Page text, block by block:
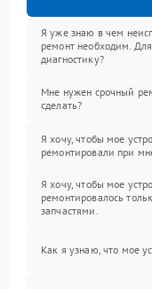
Я уже знаю в чем
ремонт необходим.
диагностику?
Мне нужен срочный
сделать?
Я хочу, чтобы мое
ремонтировали при
Я хочу, чтобы мое
ремонтировалось
запчастями.
Как я узнаю, что мое